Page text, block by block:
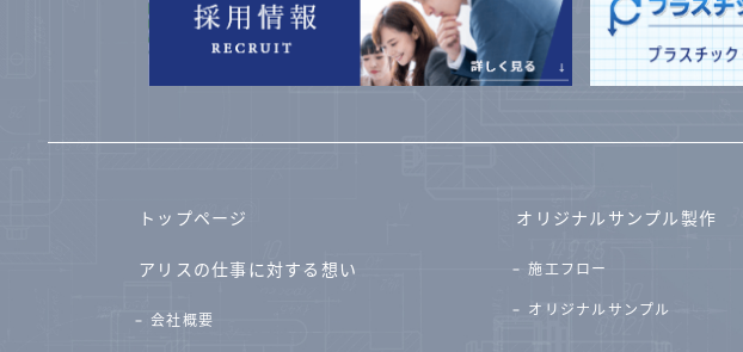
トップページ
アリスの仕事に対する想い
会社概要
オリジナルサンプル製作
施工フロー
オリジナルサンプル